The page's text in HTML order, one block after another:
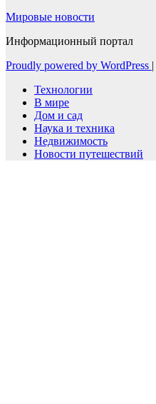
Мировые новости
Информационный портал
Proudly powered by WordPress |
Технологии
В мире
Дом и сад
Наука и техника
Недвижимость
Новости путешествий